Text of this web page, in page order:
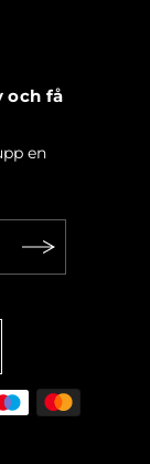
och få
en